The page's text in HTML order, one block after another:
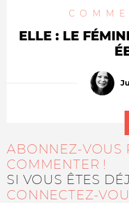
ELLE : LE
ABONNEZ-VOUS
COMMENTER !
SI VOUS ÊTES
CONNECTEZ-